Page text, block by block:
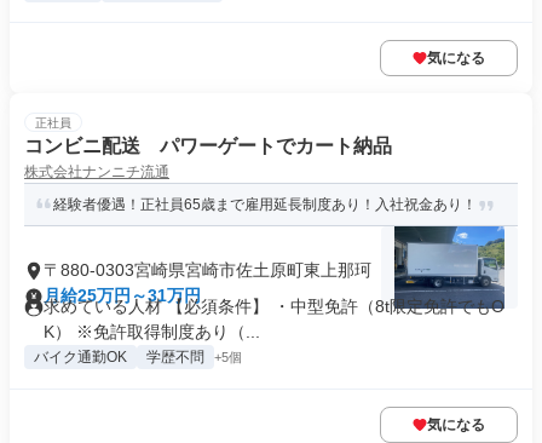
気になる
正社員
コンビニ配送 パワーゲートでカート納品
株式会社ナンニチ流通
経験者優遇！正社員65歳まで雇用延長制度あり！入社祝金あり！
〒880-0303宮崎県宮崎市佐土原町東上那珂
月給25万円～31万円
求めている人材 【必須条件】 ・中型免許（8t限定免許でもO
K） ※免許取得制度あり（...
バイク通勤OK 学歴不問 +5個
気になる